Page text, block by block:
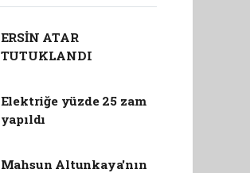
ERSİN ATAR
TUTUKLANDI
Elektriğe yüzde 25 zam
yapıldı
Mahsun Altunkaya'nın